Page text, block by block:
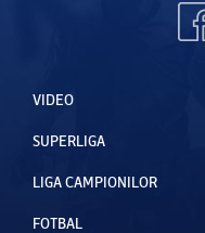
VIDEO
SUPERLIGA
LIGA CAMPIONILOR
FOTBAL